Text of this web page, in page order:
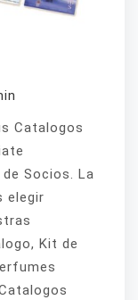
Catalogos
Socios. La
elegir
Kit de